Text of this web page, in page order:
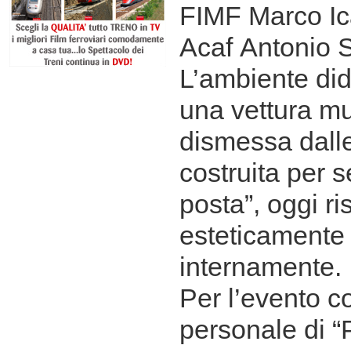
FIMF Marco
Acaf Antonio
L’ambiente
una vettura
dismessa
costruita per
posta”, oggi
internamente.
Per l’evento
personale di